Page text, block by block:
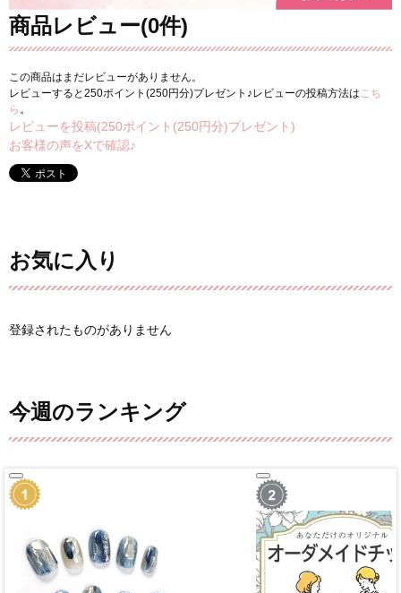
商品レビュー(0件)
この商品はまだレビューがありません。
レビューすると250ポイント(250円分)プレゼント♪レビューの投稿方法は こち
ら 。
レビューを投稿(250ポイント(250円分)プレゼント)
お客様の声をXで確認♪
お気に入り
登録されたものがありません
今週のランキング